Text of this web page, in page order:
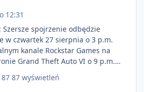
12:31
Szersze spojrzenie odbędzie
w czwartek 27 sierpnia o 3 p.m.
kanale Rockstar Games na
Grand Theft Auto VI o 9 p.m.
netflix.com/GTAVI Grand Theft
19 listopada na PlayStation 5
87 wyświetleń